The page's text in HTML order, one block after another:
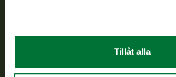
Tillåt alla
Jaktkort